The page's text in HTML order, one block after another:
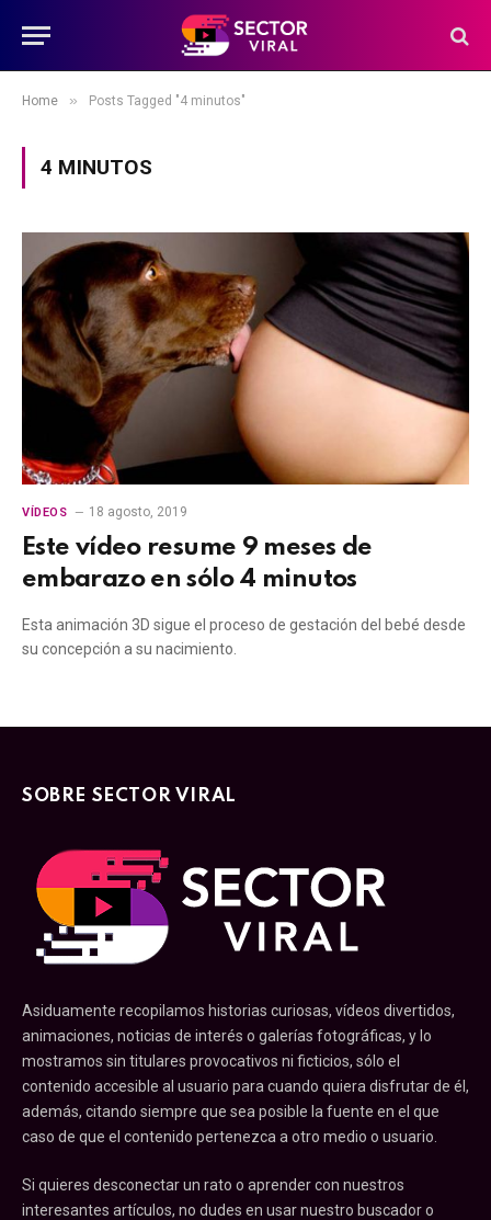
Home » Posts Tagged "4 minutos"
4 MINUTOS
VÍDEOS 18 agosto, 2019
Este vídeo resume 9 meses de
embarazo en sólo 4 minutos
Esta animación 3D sigue el proceso de gestación del bebé desde
su concepción a su nacimiento.
SOBRE SECTOR VIRAL
Asiduamente recopilamos historias curiosas, vídeos divertidos,
animaciones, noticias de interés o galerías fotográficas, y lo
mostramos sin titulares provocativos ni ficticios, sólo el
contenido accesible al usuario para cuando quiera disfrutar de él,
además, citando siempre que sea posible la fuente en el que
caso de que el contenido pertenezca a otro medio o usuario.
Si quieres desconectar un rato o aprender con nuestros
interesantes artículos, no dudes en usar nuestro buscador o